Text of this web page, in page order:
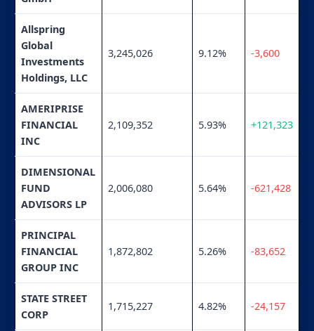
Allspring
Global
Investments
Holdings, LLC
3,245,026 9.12% -3,600
AMERIPRISE
FINANCIAL
INC
2,109,352 5.93% +121,323
DIMENSIONAL
FUND
ADVISORS LP
2,006,080 5.64% -621,428
PRINCIPAL
FINANCIAL
GROUP INC
1,872,802 5.26% -83,652
STATE STREET
CORP
1,715,227 4.82% -24,157